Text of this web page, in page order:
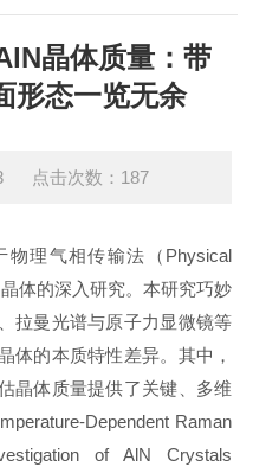
晶体质量：带
形态一览无余
点击次数：187
物理气相传输法（ Physical
晶体的深入研究。本研究巧妙
拉曼光谱与原子力显微镜等
体的本质特性差异。其中，
晶体质量提供了关键、多维
Dependent Raman
of AlN Crystals